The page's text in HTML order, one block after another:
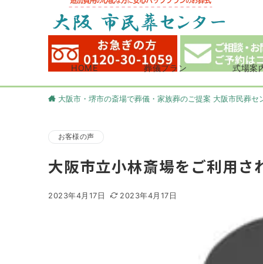
HOME 葬儀プラン 式場案
大阪市・堺市の斎場で葬儀・家族葬のご提案 大阪市民葬セ
お客様の声
大阪市立小林斎場をご利用さ
2023年4月17日 2023年4月17日